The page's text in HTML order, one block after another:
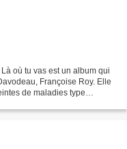
où tu vas est un album qui
Françoise Roy. Elle
de maladies type